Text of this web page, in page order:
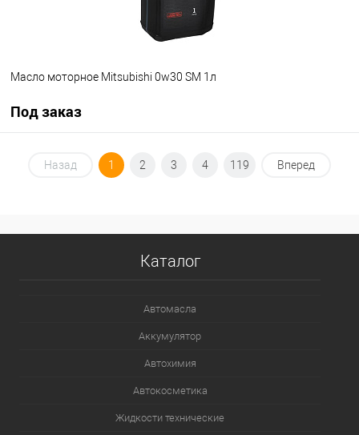
Масло моторное Mitsubishi 0w30 SM 1л
Под заказ
Под заказ
Назад 1 2 3 4 119 Вперед
Каталог
Автомасла
Аккумулятор
Автохимия
Автокосметика
Жидкости технические